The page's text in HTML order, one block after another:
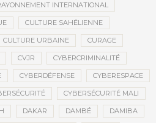
INTERNATIONAL
CULTURE SAHÉLIENNE
CULTURE URBAINE CURAGE
CVJR CYBERCRIMINALITÉ
CYBERDÉFENSE CYBERESPACE
CYBERSÉCURITÉ MALI
DAKAR DAMBÉ DAMIBA